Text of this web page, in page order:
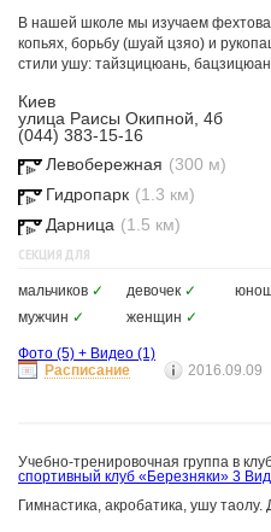
В нашей школе мы изучаем
копьях, борьбу (шуай цзяо) и
стили ушу: тайзцицюань,
Киев
улица Раисы Окипной, 4б
(044) 383-15-16
Левобережная (300 м)
Гидропарк (1.3 км)
Дарница (1.5 км)
СЕКЦИЯ ДЛЯ
мальчиков ✓ девочек ✓
мужчин ✓ женщин ✓
Фото (5) + Видео (1)
Расписание
2016.09.09
Учебно-тренировочная группа в
спортивный клуб «Березняки» 3
Гимнастика, акробатика, ушу